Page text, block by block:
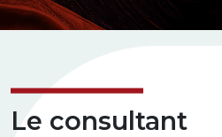
Le consultant